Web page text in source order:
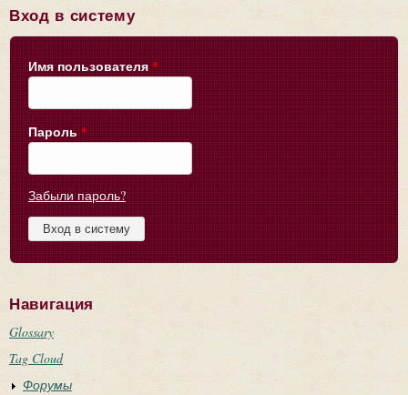
Вход в систему
Имя пользователя *
Пароль *
Забыли пароль?
Навигация
Glossary
Tag Cloud
Форумы